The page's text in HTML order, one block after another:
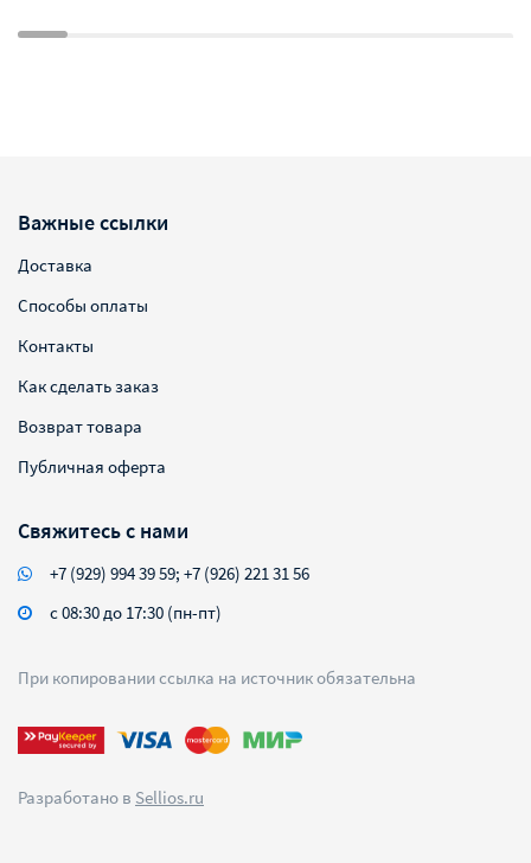
Разработано в Sellios.ru
Важные ссылки
Доставка
Способы оплаты
Контакты
Как сделать заказ
Возврат товара
Публичная оферта
Свяжитесь с нами
+7 (929) 994 39 59; +7 (926) 221 31 56
с 08:30 до 17:30 (пн-пт)
При копировании ссылка на источник обязательна